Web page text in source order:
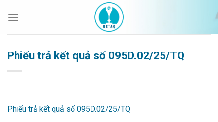
qua
Phiếu trả kết quả số 095D.02/25/TQ
Phiếu trả kết quả số 095D.02/25/TQ